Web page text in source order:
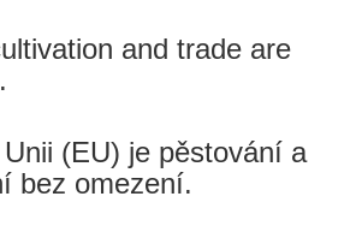
and trade are
(EU) je pěstování a
bez omezení.